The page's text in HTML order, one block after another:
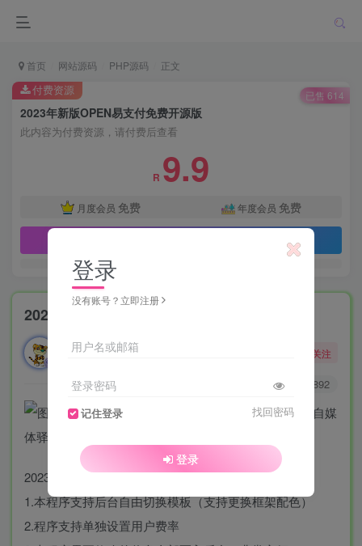
首页 网站源码 PHP源码 正文
2023年新版OPEN易支付免费开源版
此内容为付费资源，请付费后查看
R 9.9
月度会员 免费 年度会员 免费
付费资源 已售 614
2023年新版OPEN易支付免费开源版
勇敢的大野狼 关注
5689 1892
2023年新版OPEN易支付免费开源版
1.本程序支持后台自由切换模板（支持更换框架配色）
2.程序支持单独设置用户费率
登录
没有账号？立即注册
用户名或邮箱
登录密码
记住登录 找回密码
登录